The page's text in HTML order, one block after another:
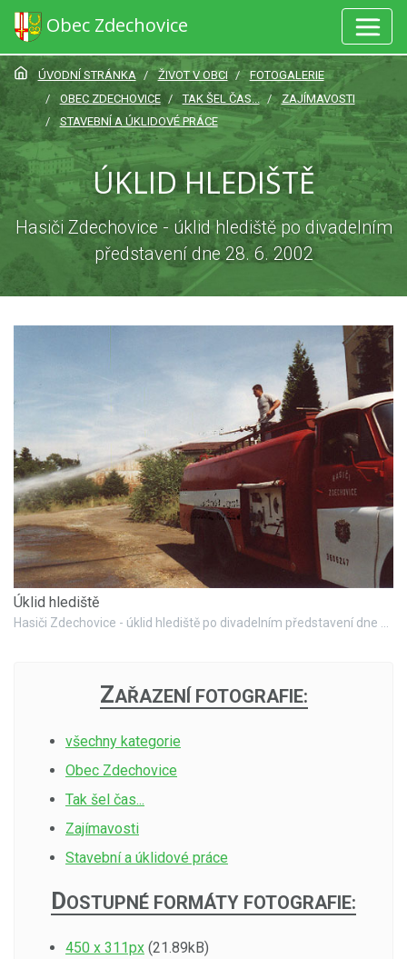
Obec Zdechovice
ÚVODNÍ STRÁNKA ŽIVOT V OBCI
FOTOGALERIE
OBEC ZDECHOVICE
TAK ŠEL ČAS...
ZAJÍMAVOSTI
STAVEBNÍ A ÚKLIDOVÉ PRÁCE
ÚKLID HLEDIŠTĚ
Hasiči Zdechovice - úklid hlediště po divadelním
představení dne 28. 6. 2002
Úklid hlediště
ZAŘAZENÍ FOTOGRAFIE:
všechny kategorie
Obec Zdechovice
Tak šel čas...
Zajímavosti
Stavební a úklidové práce
DOSTUPNÉ FORMÁTY FOTOGRAFIE:
450 x 311px (21.89kB)